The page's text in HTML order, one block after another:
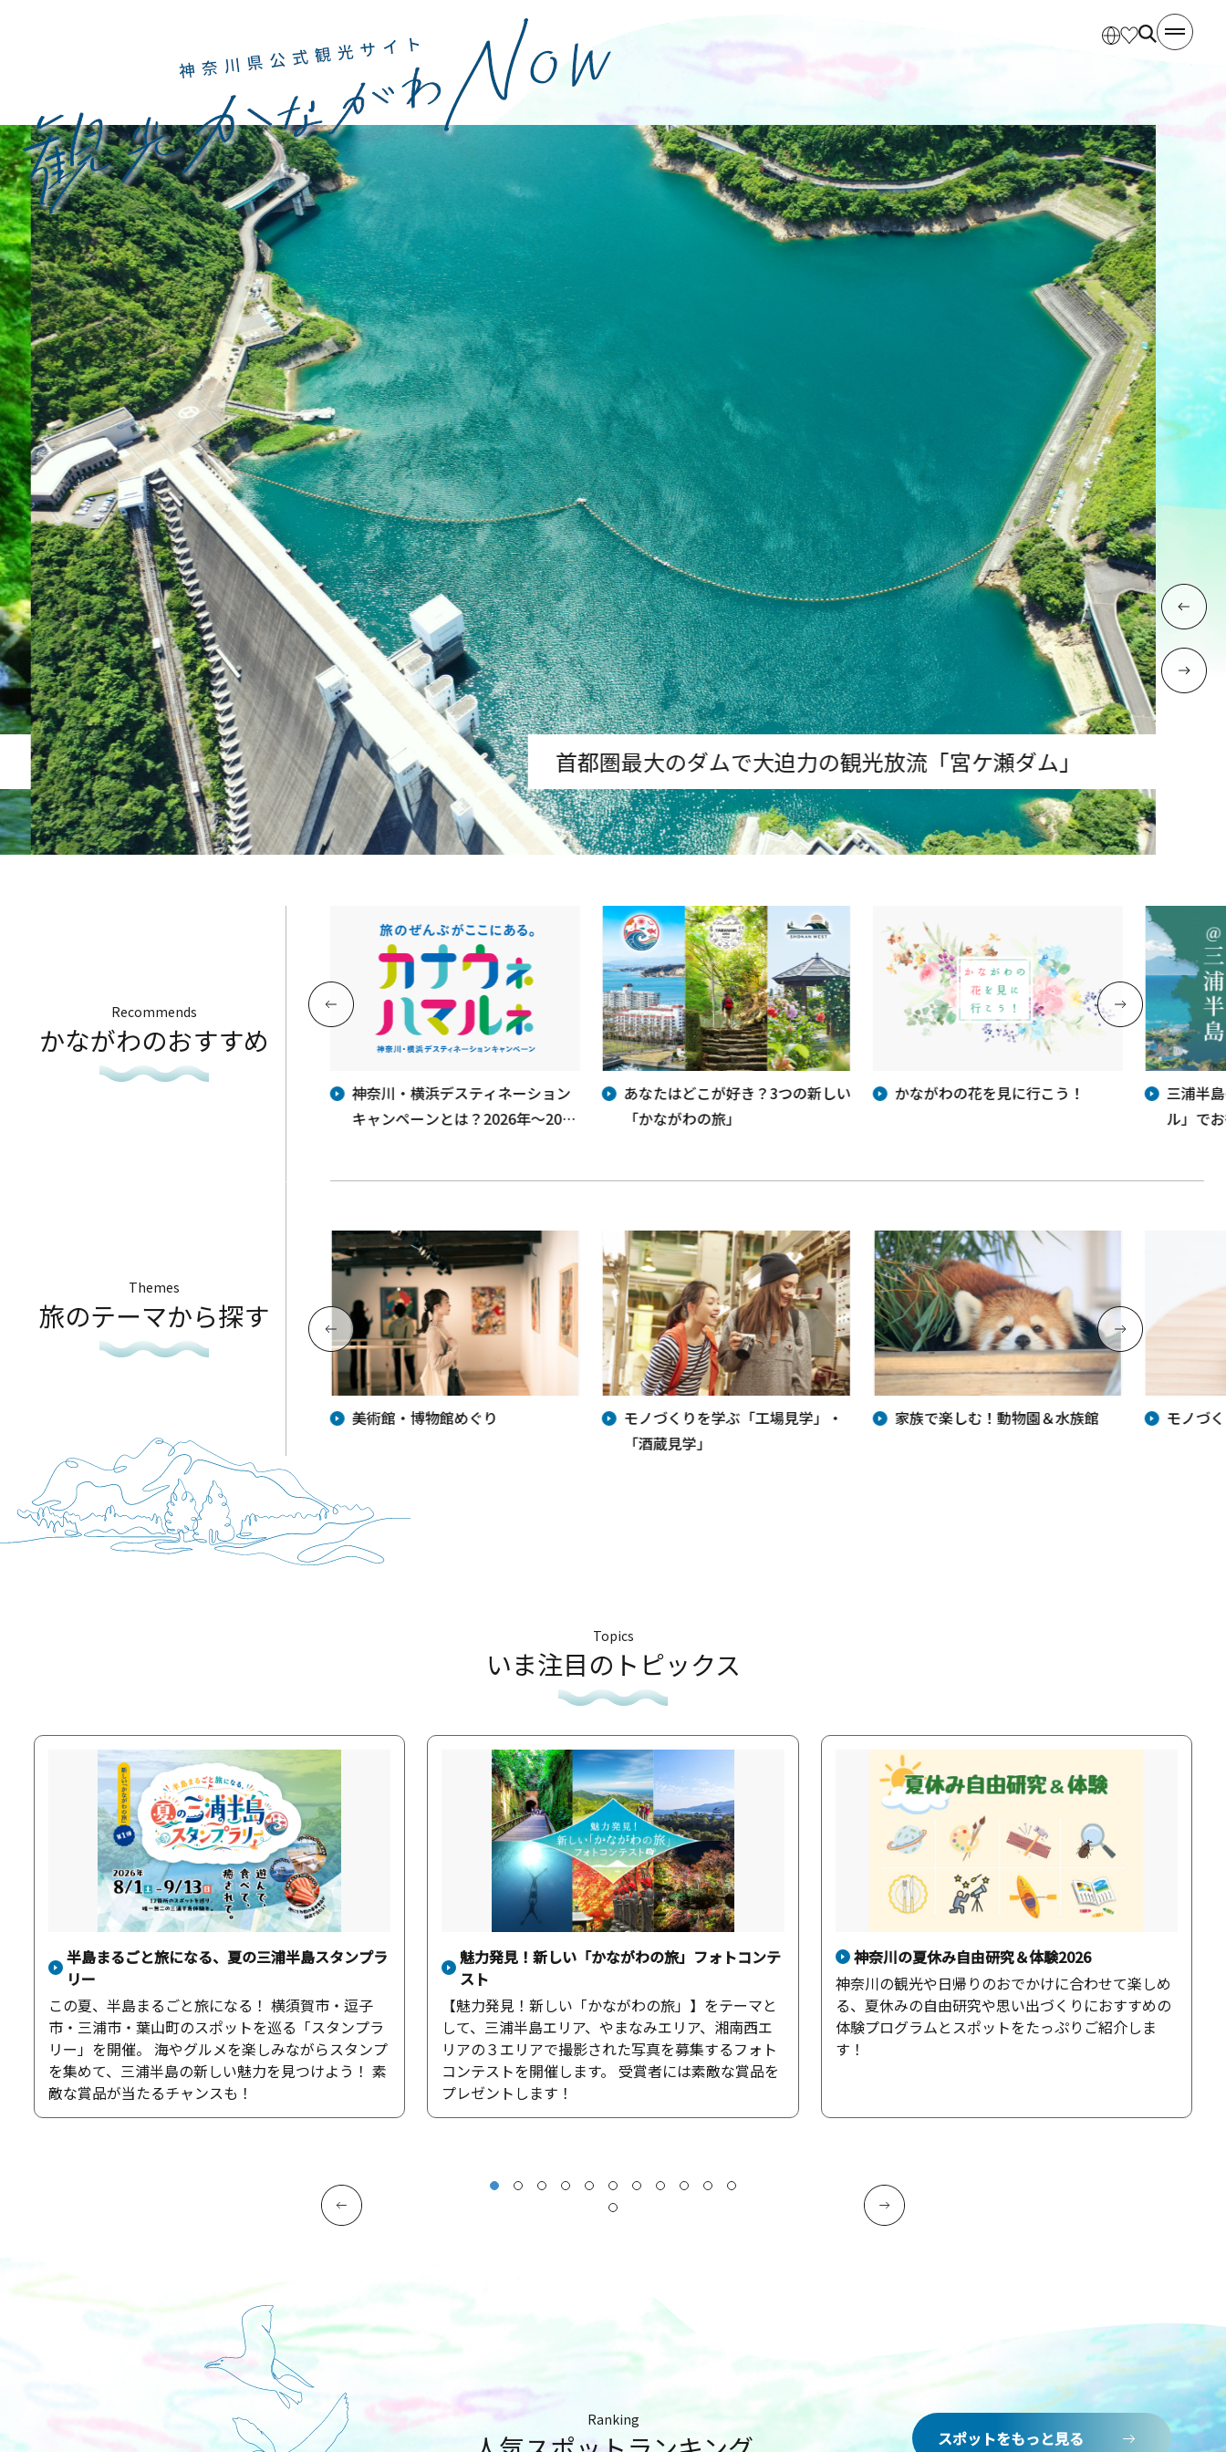
首都圏最大のダムで大迫力の観光放流「宮ケ瀬ダム」
グルメ・おみやげ イベント
お知らせ
パンフレット
Recommends
かながわのおすすめ
神奈川・横浜デスティネーション
キャンペーンとは？2026年～2028
あなたはどこが好き？3つの新しい
「かながわの旅」
かながわの花を見に行こう！
三浦半
ル」で
Themes
旅のテーマから探す
美術館・博物館めぐり
モノづくりを学ぶ「工場見学」・
「酒蔵見学」
家族で楽しむ！動物園＆水族館 モノづ
Topics
いま注目のトピックス
半島まるごと旅になる、夏の三浦半島スタンプラ
リー
この夏、半島まるごと旅になる！ 横須賀市・逗子
市・三浦市・葉山町のスポットを巡る「スタンプラ
リー」を開催。 海やグルメを楽しみながらスタンプ
を集めて、三浦半島の新しい魅力を見つけよう！ 素
敵な賞品が当たるチャンスも！
魅力発見！新しい「かながわの旅」フォトコンテ
スト
【魅力発見！新しい「かながわの旅」】をテーマと
して、三浦半島エリア、やまなみエリア、湘南西エ
リアの３エリアで撮影された写真を募集するフォト
コンテストを開催します。 受賞者には素敵な賞品を
プレゼントします！
神奈川の夏休み自由研究＆体験2026
神奈川の観光や日帰りのおでかけに合わせて楽しめ
る、夏休みの自由研究や思い出づくりにおすすめの
体験プログラムとスポットをたっぷりご紹介しま
す！
Ranking
スポットをもっと見る